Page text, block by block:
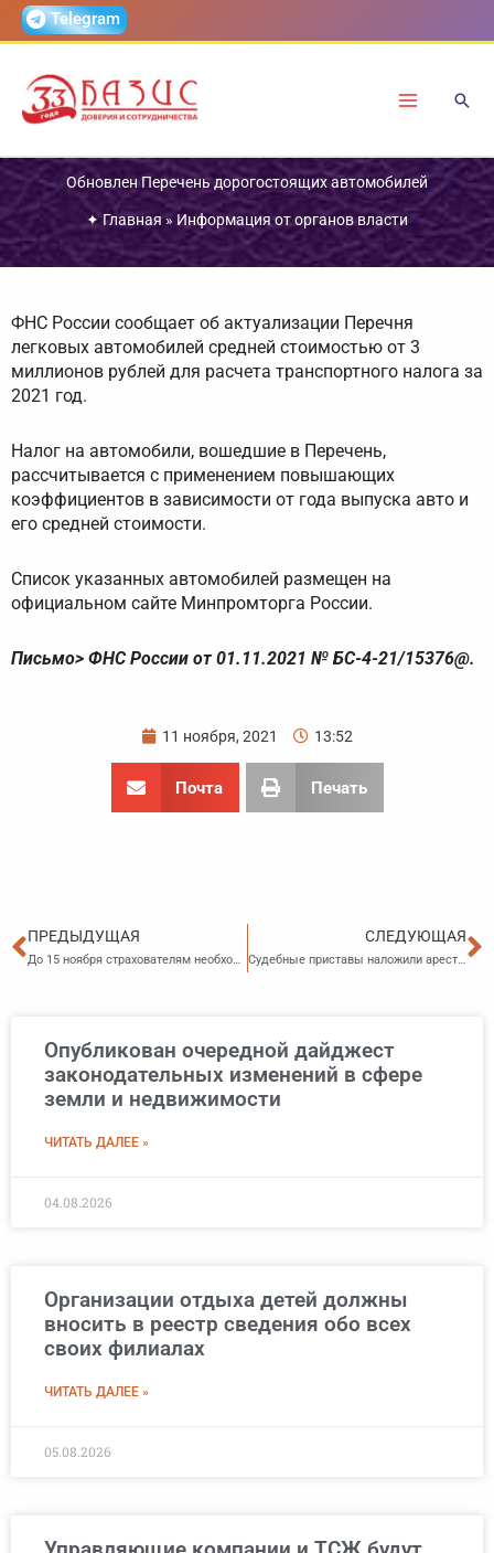
ПерейтиTelegram
Обновлен Перечень дорогостоящих автомобилей
✦ Главная» Информация от органов власти
ФНС России сообщает об актуализации Перечня
легковых автомобилей средней стоимостью от 3
миллионов рублей для расчета транспортного налога за
2021 год.
Налог на автомобили, вошедшие в Перечень,
рассчитывается с применением повышающих
коэффициентов в зависимости от года выпуска авто и
его средней стоимости.
Список указанных автомобилей размещен на
официальном сайте Минпромторга России.
Письмо> ФНС России от 01.11.2021 № БС-4-21/15376@.
11 ноября, 2021 13:52
Почта Печать
Пред
ПРЕДЫДУЩАЯ
До 15 ноября страхователям необходимо представить ежемесячную отчетность в ПФР по форме СВЗ-М и СВЗ-ТД
СЛЕДУЮЩАЯ
Судебные приставы наложили арест на имущество строительной компании в счет оплаты многомиллионного долга
Опубликован очередной дайджест
законодательных изменений в сфере
земли и недвижимости
ЧИТАТЬ ДАЛЕЕ »
04.08.2026
Организации отдыха детей должны
вносить в реестр сведения обо всех
своих филиалах
ЧИТАТЬ ДАЛЕЕ »
05.08.2026